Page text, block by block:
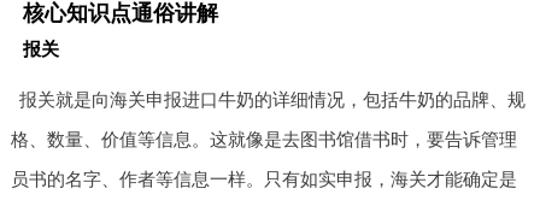
核心知识点通俗讲解
报关
报关就是向海关申报进口牛奶的详细情况，包括牛奶的品牌、规
格、数量、价值等信息。这就像是去图书馆借书时，要告诉管理
员书的名字、作者等信息一样。只有如实申报，海关才能确定是